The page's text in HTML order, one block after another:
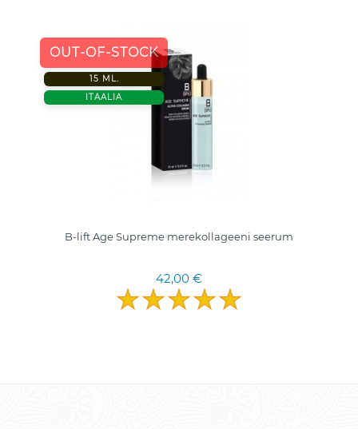
OUT-OF-STOCK
15 ML.
ITAALIA
B-lift Age Supreme merekollageeni seerum
42,00 €